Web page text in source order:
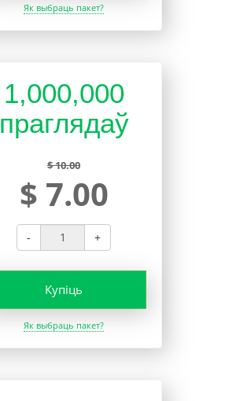
Як выбраць пакет?
1,000,000
праглядаў
$ 10.00
$ 7.00
- +
Купіць
Як выбраць пакет?